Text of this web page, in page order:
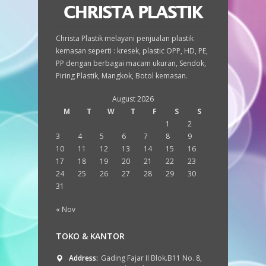
Christa Plastik melayani penjualan plastik
kemasan seperti : kresek, plastic OPP, HD, PE,
PP dengan berbagai macam ukuran, Sendok,
Piring Plastik, Mangkok, Botol kemasan.
August 2026
M
T W T F S
S
1
2
3
4 5 6 7 8
9
10
11 12 13 14 15
16
17
18 19 20 21 22
23
24
25 26 27 28 29
30
31
« Nov
TOKO & KANTOR
Address: Gading Fajar II Blok.B11 No. 8,